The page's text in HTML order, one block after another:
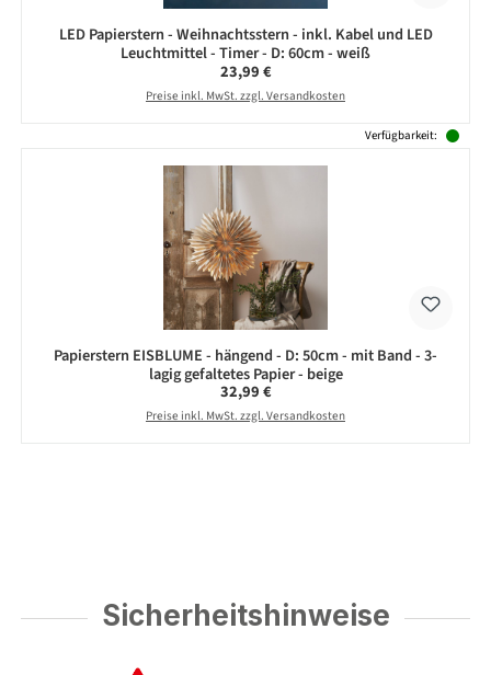
LED Papierstern - Weihnachtsstern - inkl. Kabel und LED
Leuchtmittel - Timer - D: 60cm - weiß
Regulärer Preis:
23,99 €
Preise inkl. MwSt. zzgl. Versandkosten
Verfügbarkeit:
Papierstern EISBLUME - hängend - D: 50cm - mit Band - 3-
lagig gefaltetes Papier - beige
Regulärer Preis:
32,99 €
Preise inkl. MwSt. zzgl. Versandkosten
Sicherheitshinweise